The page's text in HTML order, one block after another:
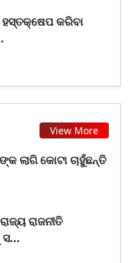
କରିବା
View More
ଲାଗି କୋଟା ଚାହୁଁଛନ୍ତି
ରାଜନୀତି